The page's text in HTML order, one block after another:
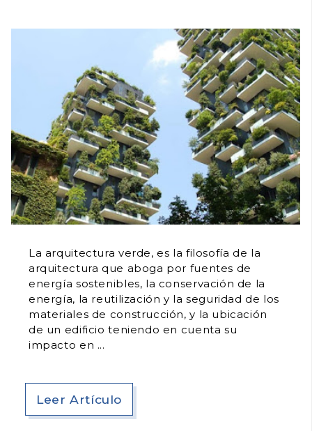
La arquitectura verde, es la filosofía de la
arquitectura que aboga por fuentes de
energía sostenibles, la conservación de la
energía, la reutilización y la seguridad de los
materiales de construcción, y la ubicación
de un edificio teniendo en cuenta su
impacto en
Leer Artículo